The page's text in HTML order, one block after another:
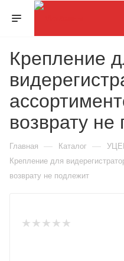
Крепление
возврату не
Главная — Каталог —
Крепление для
возврату не подлежит